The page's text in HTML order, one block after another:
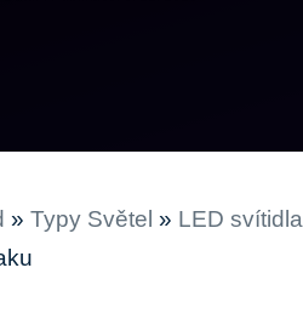
» Typy Světel » LED svítidla